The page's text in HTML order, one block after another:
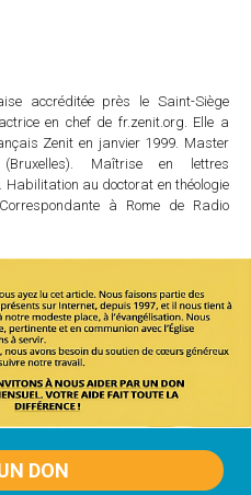
accréditée près le Saint-Siège
en chef de fr.zenit.org. Elle a
Zenit en janvier 1999. Master
Maîtrise en lettres
au doctorat en théologie
à Rome de Radio
DON